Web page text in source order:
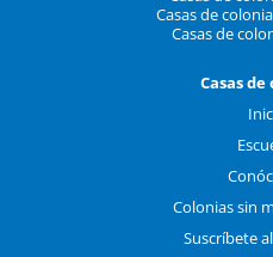
Casas de
Casas de
Casas
Colonias sin
Suscríbete